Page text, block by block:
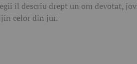
îl descriu drept un om devotat,
celor din jur.